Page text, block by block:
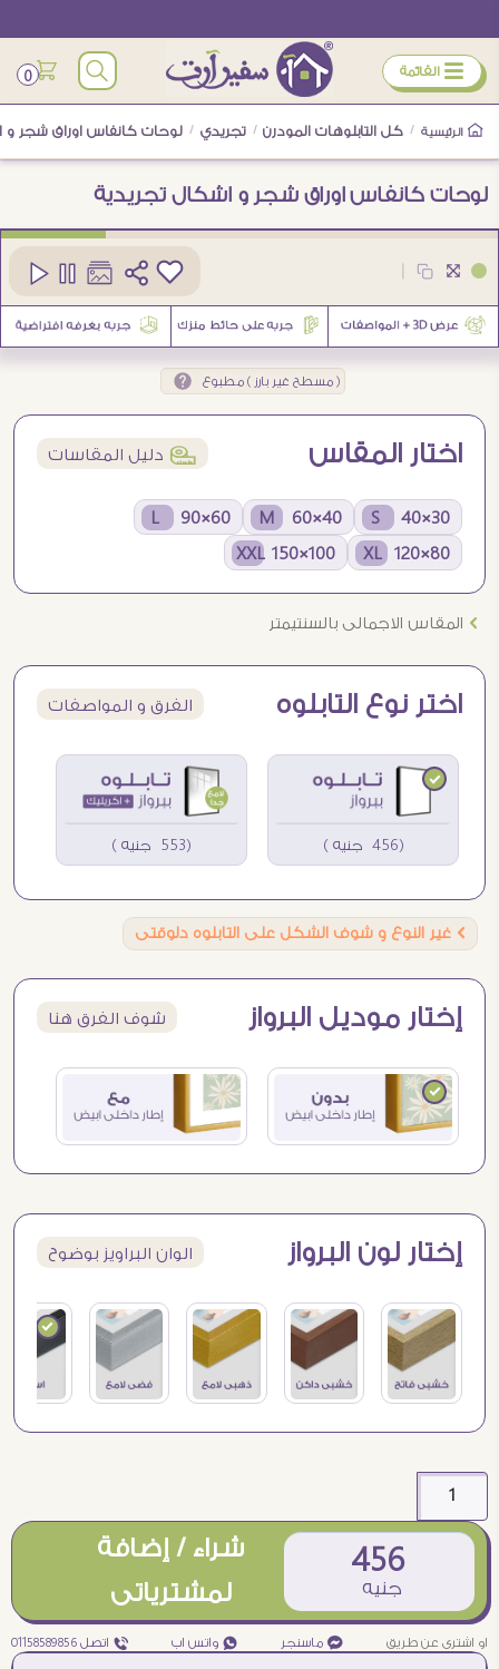
ÿ القائمة 0
الرئيسية / كل التابلوهات المودرن / تجريدي / لوحات كانفاس اوراق شجر و
لوحات كانفاس اوراق شجر و اشكال تجريدية
( مسطح غير بارز ) مطبوع
اختار المقاس í دليل المقاسات
30×40 S
40×60 M
60×90 L
80×120 XL
100×150 XXL
Ö المقاس الاجمالى بالسنتيمتر
اختر نوع التابلوه الفرق و المواصفات
(456 جنيه ) (553 جنيه )
Ö غير النوع و شوف الشكل على التابلوه دلوقتى
إختار موديل البرواز شوف الفرق هنا
إختار لون البرواز الوان البراويز بوضوح
456
جنيه
شراء / إضافة
لمشترياتى
او اشترى عن طريق ¥ ماسنجر ₧ واتس اب ƒ اتصل 01158589856